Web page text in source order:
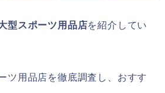
型スポーツ用品店を紹介してい
ツ用品店を徹底調査し、おすす